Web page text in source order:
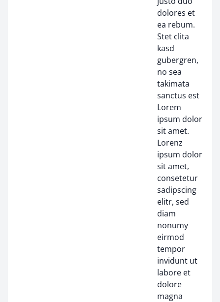
dolores et
ea rebum.
Stet clita
kasd
gubergren,
no sea
takimata
sanctus est
Lorem
ipsum dolor
sit amet.
Lorenz
ipsum dolor
sit amet,
consetetur
sadipscing
elitr, sed
diam
nonumy
eirmod
tempor
invidunt ut
labore et
dolore
magna